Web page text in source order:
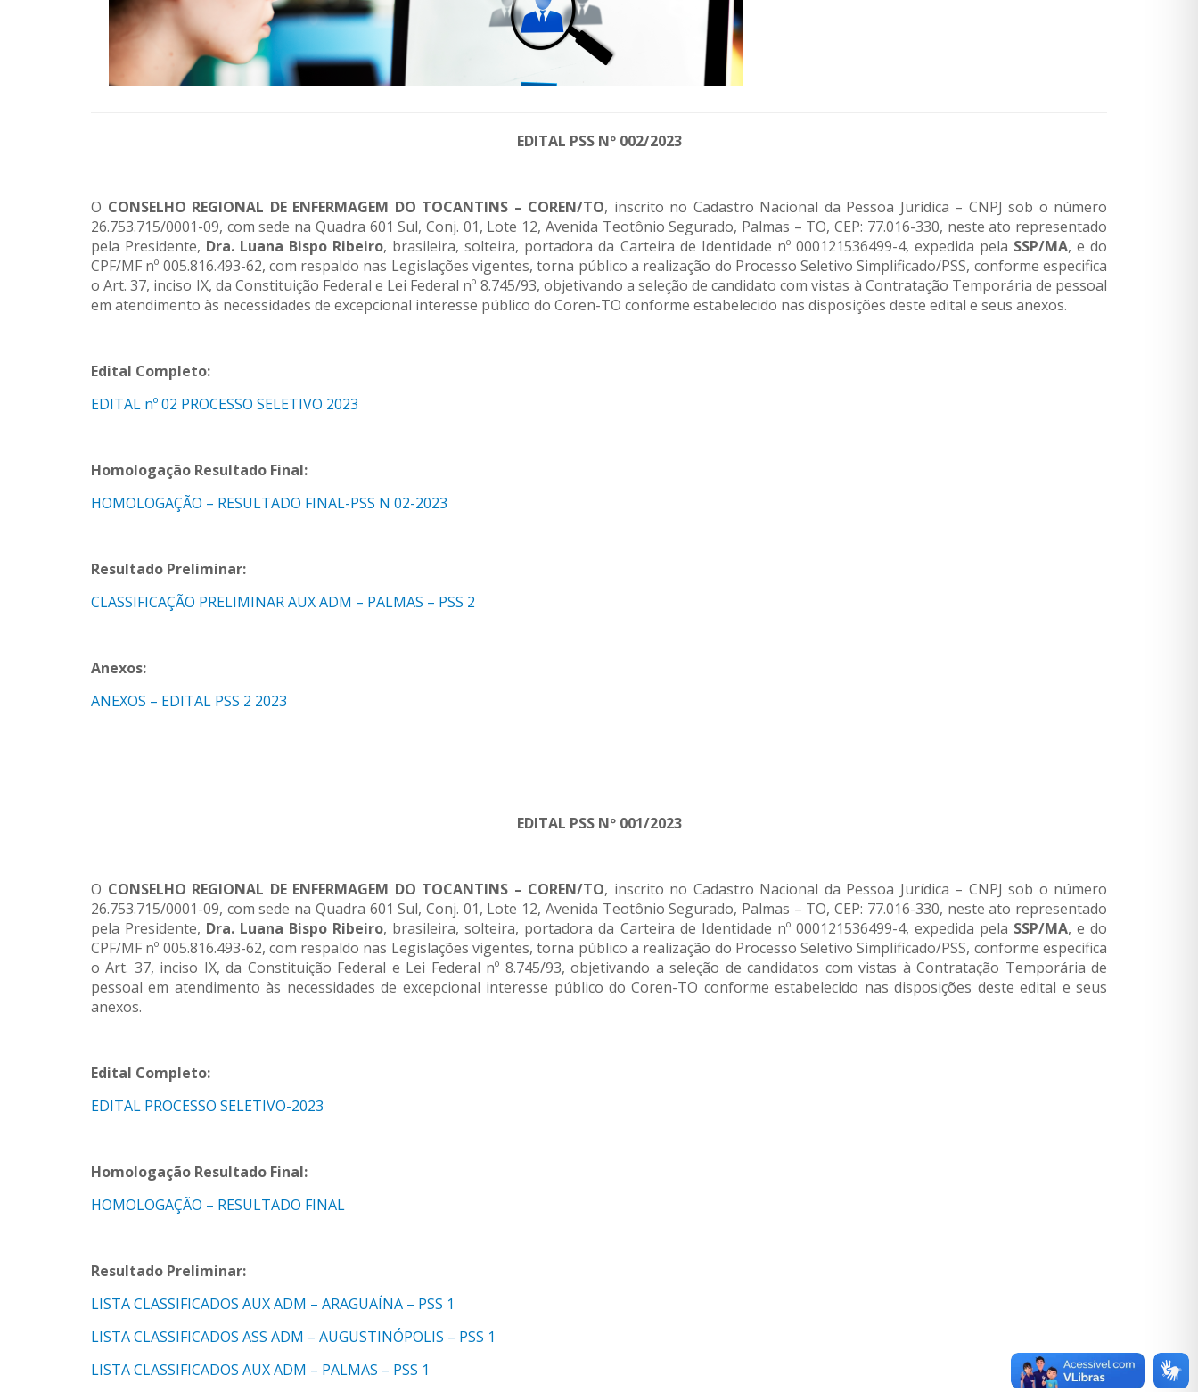
EDITAL PSS Nº 002/2023
O CONSELHO REGIONAL DE ENFERMAGEM DO TOCANTINS – COREN/TO, inscrito no Cadastro Nacional da Pessoa Jurídica – CNPJ sob o número
26.753.715/0001-09, com sede na Quadra 601 Sul, Conj. 01, Lote 12, Avenida Teotônio Segurado, Palmas – TO, CEP: 77.016-330, neste ato representado
pela Presidente, Dra. Luana Bispo Ribeiro, brasileira, solteira, portadora da Carteira de Identidade nº 000121536499-4, expedida pela SSP/MA, e do
CPF/MF nº 005.816.493-62, com respaldo nas Legislações vigentes, torna público a realização do Processo Seletivo Simplificado/PSS, conforme especifica
o Art. 37, inciso IX, da Constituição Federal e Lei Federal nº 8.745/93, objetivando a seleção de candidato com vistas à Contratação Temporária de pessoal
em atendimento às necessidades de excepcional interesse público do Coren-TO conforme estabelecido nas disposições deste edital e seus anexos.
Edital Completo:
EDITAL nº 02 PROCESSO SELETIVO 2023
Homologação Resultado Final:
HOMOLOGAÇÃO – RESULTADO FINAL-PSS N 02-2023
Resultado Preliminar:
CLASSIFICAÇÃO PRELIMINAR AUX ADM – PALMAS – PSS 2
Anexos:
ANEXOS – EDITAL PSS 2 2023
EDITAL PSS Nº 001/2023
O CONSELHO REGIONAL DE ENFERMAGEM DO TOCANTINS – COREN/TO, inscrito no Cadastro Nacional da Pessoa Jurídica – CNPJ sob o número
26.753.715/0001-09, com sede na Quadra 601 Sul, Conj. 01, Lote 12, Avenida Teotônio Segurado, Palmas – TO, CEP: 77.016-330, neste ato representado
pela Presidente, Dra. Luana Bispo Ribeiro, brasileira, solteira, portadora da Carteira de Identidade nº 000121536499-4, expedida pela SSP/MA, e do
CPF/MF nº 005.816.493-62, com respaldo nas Legislações vigentes, torna público a realização do Processo Seletivo Simplificado/PSS, conforme especifica
o Art. 37, inciso IX, da Constituição Federal e Lei Federal nº 8.745/93, objetivando a seleção de candidatos com vistas à Contratação Temporária de
pessoal em atendimento às necessidades de excepcional interesse público do Coren-TO conforme estabelecido nas disposições deste edital e seus
anexos.
Edital Completo:
EDITAL PROCESSO SELETIVO-2023
Homologação Resultado Final:
HOMOLOGAÇÃO – RESULTADO FINAL
Resultado Preliminar:
LISTA CLASSIFICADOS AUX ADM – ARAGUAÍNA – PSS 1
LISTA CLASSIFICADOS ASS ADM – AUGUSTINÓPOLIS – PSS 1
LISTA CLASSIFICADOS AUX ADM – PALMAS – PSS 1